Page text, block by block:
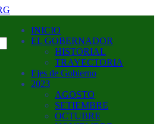
2023
INICIO
EL GOBERNADOR
HISTORIAL
TRAYECTORIA
Ejes de Gobierno
2023
AGOSTO
SETIEMBRE
OCTUBRE